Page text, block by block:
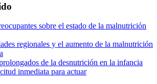
sobre el estado de la malnutrición
regionales y el aumento de la malnutrición
de la desnutrición en la infancia
inmediata para actuar